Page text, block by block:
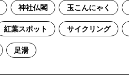
神社仏閣 玉こんにゃく
紅葉スポット サイクリング
足湯